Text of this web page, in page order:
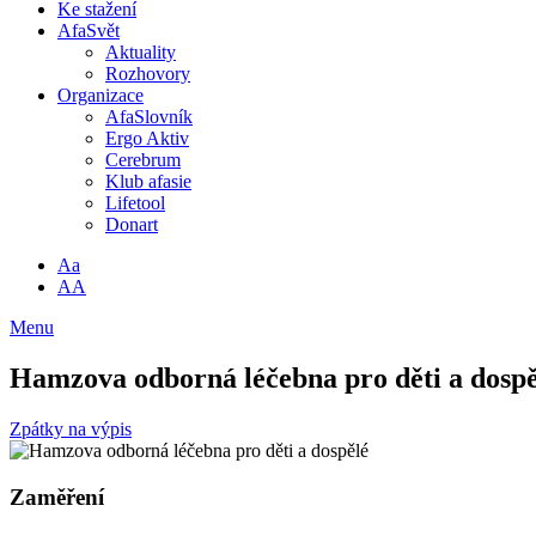
Ke stažení
AfaSvět
Aktuality
Rozhovory
Organizace
AfaSlovník
Ergo Aktiv
Cerebrum
Klub afasie
Lifetool
Donart
Aa
AA
Menu
Hamzova odborná léčebna pro děti a
Zpátky na výpis
Zaměření